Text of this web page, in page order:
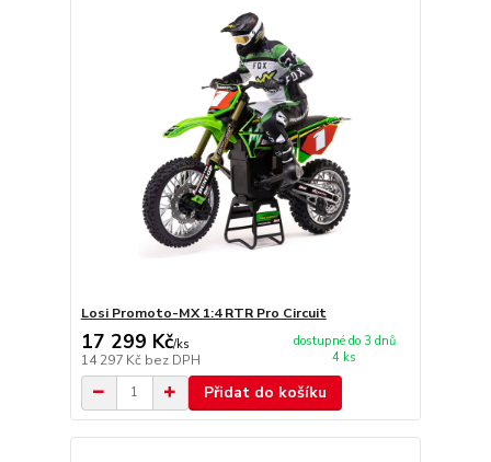
Losi Promoto-MX 1:4 RTR Pro Circuit
17 299 Kč/ks
14 297 Kč bez DPH
dostupné do 3 dnů
4 ks
Přidat do košíku